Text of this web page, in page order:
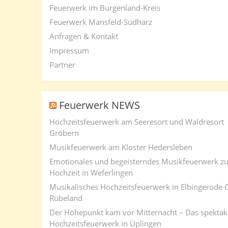
Feuerwerk im Burgenland-Kreis
Feuerwerk Mansfeld-Südharz
Anfragen & Kontakt
Impressum
Partner
Feuerwerk NEWS
Hochzeitsfeuerwerk am Seeresort und Waldresort
Gröbern
Musikfeuerwerk am Kloster Hedersleben
Emotionales und begeisterndes Musikfeuerwerk
Hochzeit in Weferlingen
Musikalisches Hochzeitsfeuerwerk in Elbingerode
Rübeland
Der Höhepunkt kam vor Mitternacht – Das
Hochzeitsfeuerwerk in Üplingen